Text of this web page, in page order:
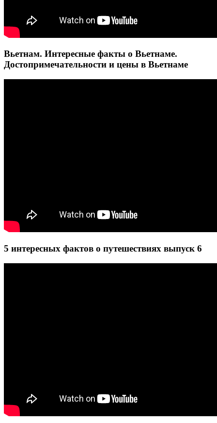
Вьетнам. Интересные факты о Вьетнаме.
Достопримечательности и цены в Вьетнаме
5 интересных фактов о путешествиях выпуск 6